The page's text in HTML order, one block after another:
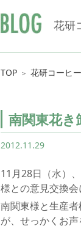
花研
TOP ＞ 花研コーヒ
南関東花き
2012.11.29
11月28日（水）
様との意見交換会
南関東様と生産
が、せっかくお